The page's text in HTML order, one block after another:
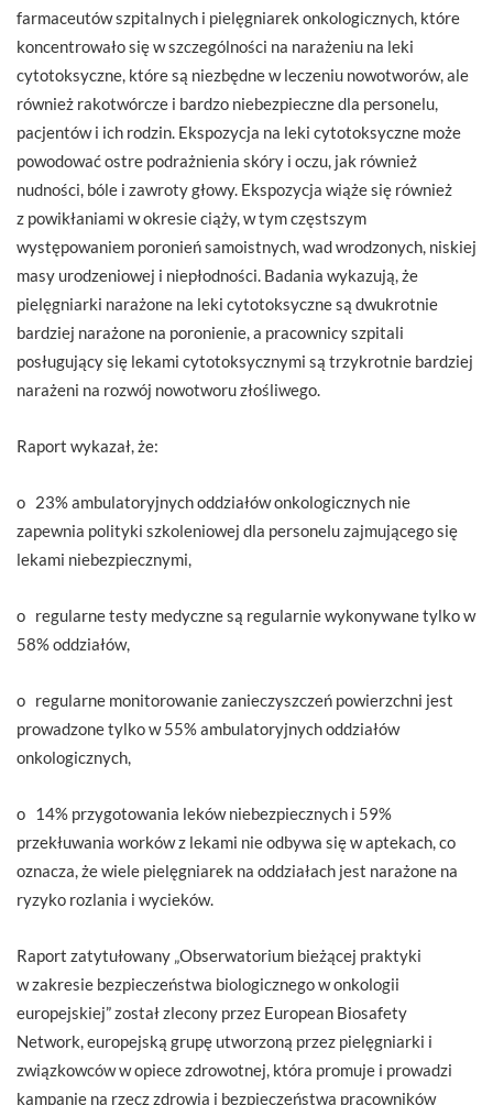
farmaceutów szpitalnych i pielęgniarek onkologicznych, które
koncentrowało się w szczególności na narażeniu na leki
cytotoksyczne, które są niezbędne w leczeniu nowotworów, ale
również rakotwórcze i bardzo niebezpieczne dla personelu,
pacjentów i ich rodzin. Ekspozycja na leki cytotoksyczne może
powodować ostre podrażnienia skóry i oczu, jak również
nudności, bóle i zawroty głowy. Ekspozycja wiąże się również
z powikłaniami w okresie ciąży, w tym częstszym
występowaniem poronień samoistnych, wad wrodzonych, niskiej
masy urodzeniowej i niepłodności. Badania wykazują, że
pielęgniarki narażone na leki cytotoksyczne są dwukrotnie
bardziej narażone na poronienie, a pracownicy szpitali
posługujący się lekami cytotoksycznymi są trzykrotnie bardziej
narażeni na rozwój nowotworu złośliwego.
Raport wykazał, że:
o 23% ambulatoryjnych oddziałów onkologicznych nie
zapewnia polityki szkoleniowej dla personelu zajmującego się
lekami niebezpiecznymi,
o regularne testy medyczne są regularnie wykonywane tylko w
58% oddziałów,
o regularne monitorowanie zanieczyszczeń powierzchni jest
prowadzone tylko w 55% ambulatoryjnych oddziałów
onkologicznych,
o 14% przygotowania leków niebezpiecznych i 59%
przekłuwania worków z lekami nie odbywa się w aptekach, co
oznacza, że wiele pielęgniarek na oddziałach jest narażone na
ryzyko rozlania i wycieków.
Raport zatytułowany „Obserwatorium bieżącej praktyki
w zakresie bezpieczeństwa biologicznego w onkologii
europejskiej” został zlecony przez European Biosafety
Network, europejską grupę utworzoną przez pielęgniarki i
związkowców w opiece zdrowotnej, która promuje i prowadzi
kampanie na rzecz zdrowia i bezpieczeństwa pracowników